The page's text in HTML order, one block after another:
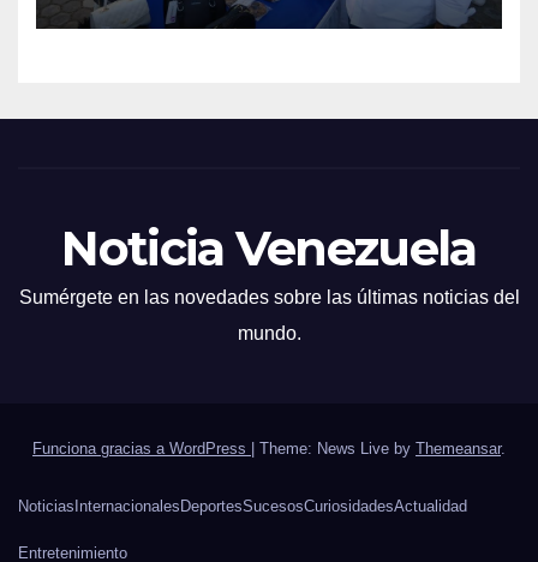
Noticia Venezuela
Sumérgete en las novedades sobre las últimas noticias del
mundo.
Funciona gracias a WordPress Theme: News Live by Themeansar.
Noticias Internacionales DeportesSucesosCuriosidadesActualidad
Entretenimiento